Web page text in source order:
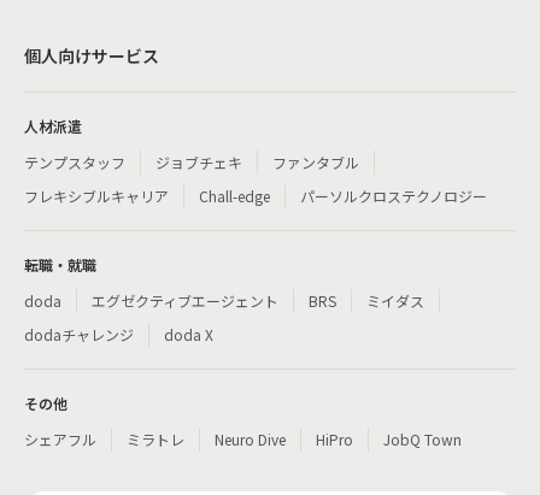
個人向けサービス
人材派遣
テンプスタッフ
ジョブチェキ
ファンタブル
フレキシブルキャリア
Chall-edge パーソルクロステクノロジー
転職・就職
doda
エグゼクティブエージェント BRS
ミイダス
dodaチャレンジ
doda X
その他
シェアフル
ミラトレ Neuro Dive HiPro JobQ Town